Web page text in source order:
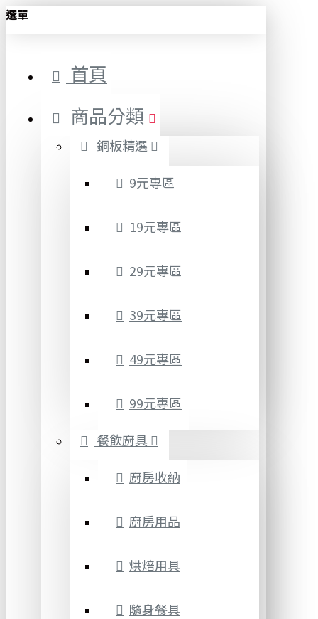
選單
首頁
商品分類
銅板精選
9元專區
19元專區
29元專區
39元專區
49元專區
99元專區
餐飲廚具
廚房收納
廚房用品
烘焙用具
隨身餐具